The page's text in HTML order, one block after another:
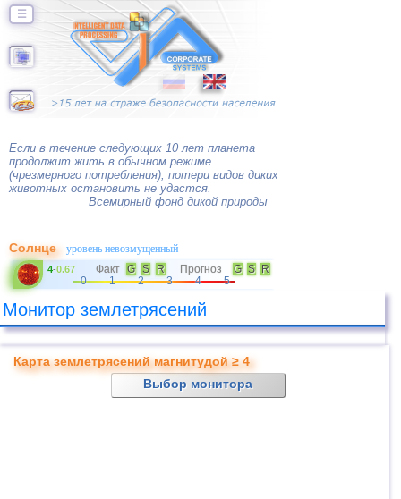
☰
Если в течение следующих 10 лет планета
продолжит жить в обычном режиме
(чрезмерного потребления), потери видов диких
животных остановить не удастся.
Всемирный фонд дикой природы
Солнце- уровень невозмущенный
4-0.67 Факт G S R Прогноз G S
R
0
1 2 3 4 5
Монитор землетрясений
Карта землетрясений магнитудой ≥ 4
Выбор монитора